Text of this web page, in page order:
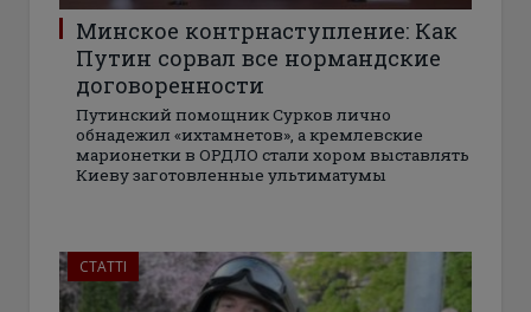
Минское контрнаступление: Как
Путин сорвал все нормандские
договоренности
Путинский помощник Сурков лично
обнадежил «ихтамнетов», а кремлевские
марионетки в ОРДЛО стали хором выставлять
Киеву заготовленные ультиматумы
СТАТТІ